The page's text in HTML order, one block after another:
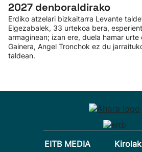
2027 denboraldirako
Erdiko atzelari bizkaitarra Levante
Elgezabalek, 33 urtekoa bera,
armaginean; izan ere, duela hamar
Gainera, Angel Tronchok ez du
taldean.
EITB MEDIA
Kirolak